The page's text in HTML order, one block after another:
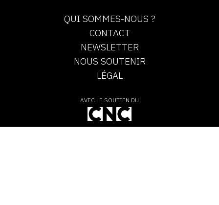
QUI SOMMES-NOUS ?
CONTACT
NEWSLETTER
NOUS SOUTENIR
LÉGAL
AVEC LE SOUTIEN DU